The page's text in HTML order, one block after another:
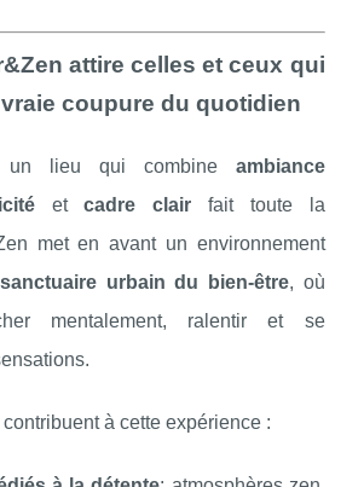
attire celles et ceux qui
coupure du quotidien
un lieu qui combine ambiance
etcadre clair fait toute la
met en avant un environnement
sanctuaire urbain du bien-être, où
mentalement, ralentir et se
à cette expérience :